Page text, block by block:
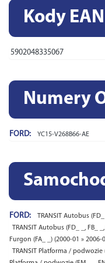
Kody EAN
5902048335067
Numery
FORD: YC15-V268B66-AE
FORD: TRANSIT Autobus
TRANSIT Autobus (FD_ _, FB_
Furgon (FA_ _) (2000-01 » 2006-
TRANSIT Platforma / podwozie